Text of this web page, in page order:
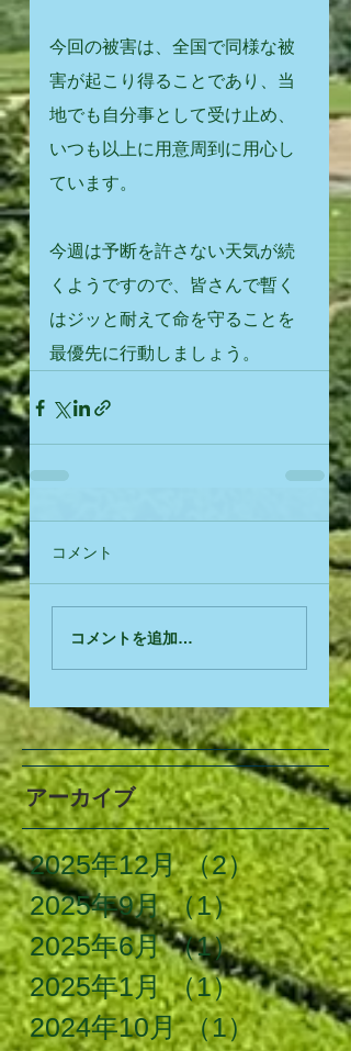
今回の被害は、全国で同様な被
害が起こり得ることであり、当
地でも自分事として受け止め、
いつも以上に用意周到に用心し
ています。
今週は予断を許さない天気が続
くようですので、皆さんで暫く
はジッと耐えて命を守ることを
最優先に行動しましょう。
コメント
コメントを追加…
アーカイブ
2025年12月 （2）2件の記
2025年9月 （1）1件の記事
2025年6月 （1）1件の記事
2025年1月 （1）1件の記事
2024年10月 （1）1件の記